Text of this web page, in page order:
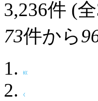
3,236件 (
73件から